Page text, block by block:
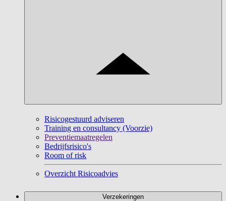
Risicogestuurd adviseren
Training en consultancy (Voorzie)
Preventiemaatregelen
Bedrijfsrisico's
Room of risk
Overzicht Risicoadvies
Verzekeringen